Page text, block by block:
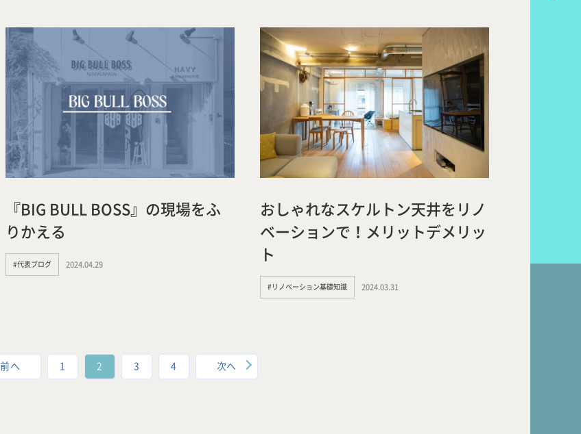
『BIG BULL BOSS』の現場をふ
りかえる
#代表ブログ 2024.04.29
おしゃれなスケルトン天井をリノ
ベーションで！メリットデメリッ
ト
#リノベーション基礎知識 2024.03.31
前へ 1 2 3 4 次へ
Company
Services
Team
Work Flow
Topics
Recruit